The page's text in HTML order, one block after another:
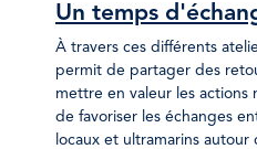
Un temps
À travers ces différents
permit de partager des
mettre en valeur les actions
de favoriser les échanges
locaux et ultramarins autour